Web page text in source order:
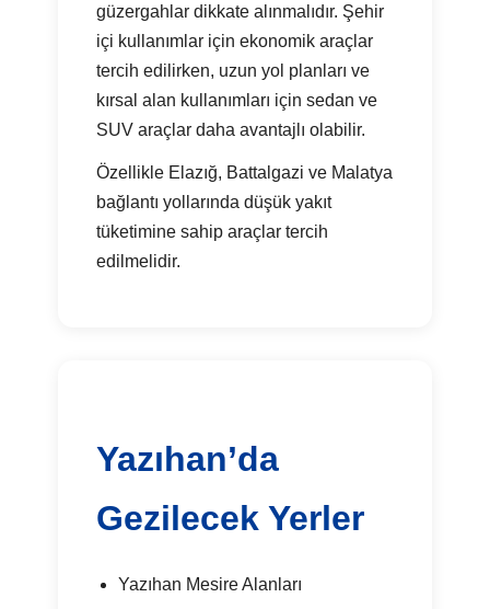
güzergahlar dikkate alınmalıdır. Şehir
içi kullanımlar için ekonomik araçlar
tercih edilirken, uzun yol planları ve
kırsal alan kullanımları için sedan ve
SUV araçlar daha avantajlı olabilir.
Özellikle Elazığ, Battalgazi ve Malatya
bağlantı yollarında düşük yakıt
tüketimine sahip araçlar tercih
edilmelidir.
Yazıhan’da
Gezilecek Yerler
Yazıhan Mesire Alanları